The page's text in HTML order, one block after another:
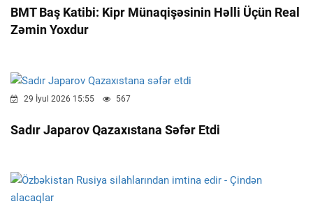
BMT Baş Katibi: Kipr Münaqişəsinin Həlli Üçün Real
Zəmin Yoxdur
29 İyul 2026 15:55 567
Sadır Japarov Qazaxıstana Səfər Etdi